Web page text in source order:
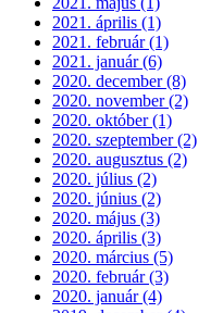
2021. április (1)
2021. február (1)
2021. január (6)
2020. december (8)
2020. november (2)
2020. október (1)
2020. szeptember (2)
2020. augusztus (2)
2020. július (2)
2020. június (2)
2020. május (3)
2020. április (3)
2020. március (5)
2020. február (3)
2020. január (4)